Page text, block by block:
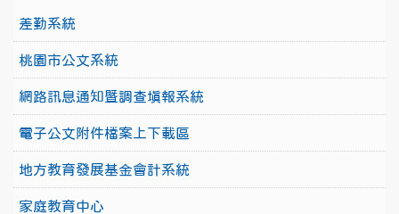
差勤系統
桃園市公文系統
網路訊息通知暨調查填報系統
電子公文附件檔案上下載區
地方教育發展基金會計系統
家庭教育中心